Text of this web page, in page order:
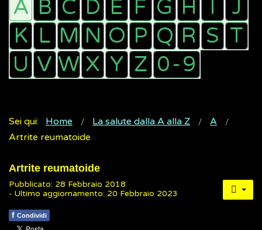
Sei qui: Home La salute dalla A alla Z
A
Artrite reumatoide
Artrite reumatoide
Pubblicato: 28 Febbraio 2018
- Ultimo aggiornamento: 20 Febbraio 2023
f Condividi